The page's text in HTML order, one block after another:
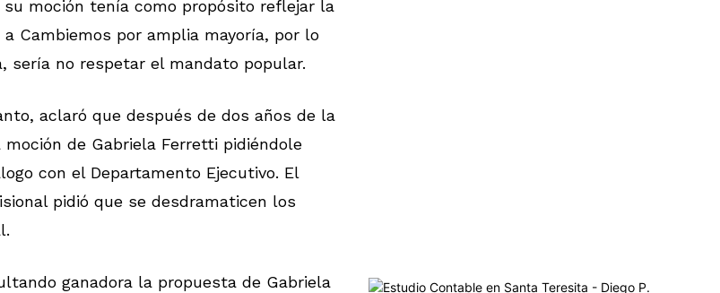
moción tenía como propósito reflejar la
Cambiemos por amplia mayoría, por lo
sería no respetar el mandato popular.
aclaró que después de dos años de la
de Gabriela Ferretti pidiéndole
con el Departamento Ejecutivo. El
pidió que se desdramaticen los
ganadora la propuesta de Gabriela